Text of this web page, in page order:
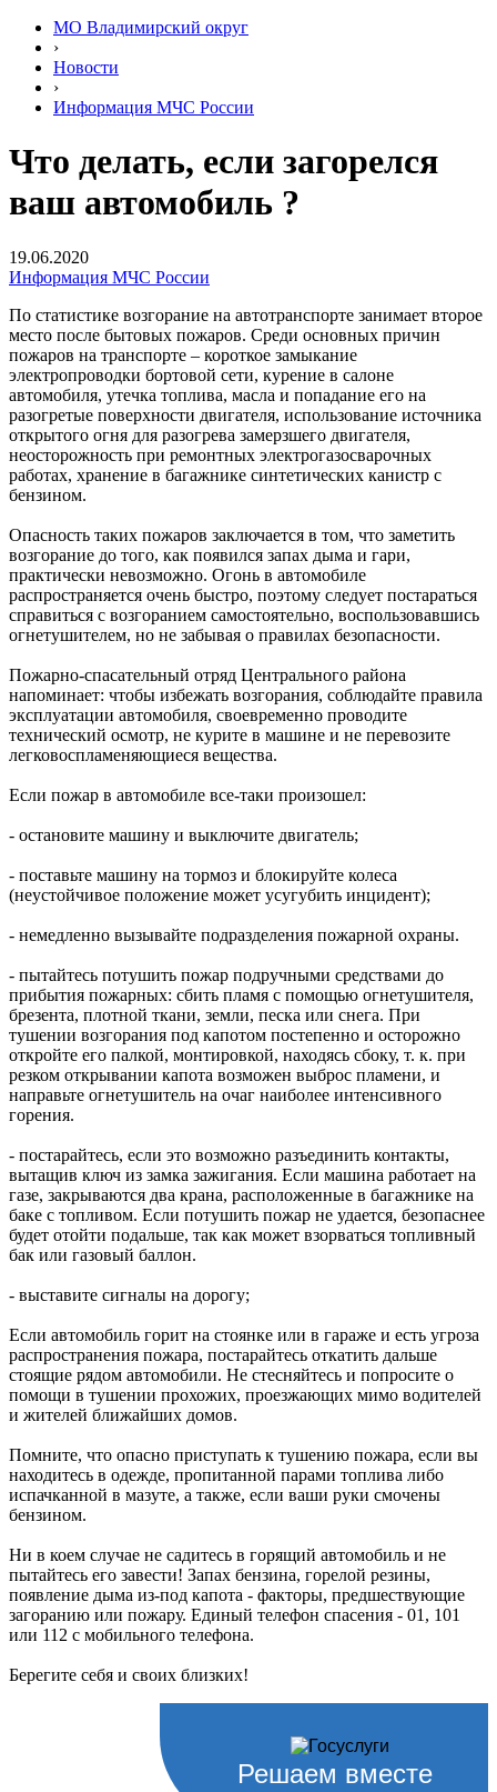
МО Владимирский округ
›
Новости
›
Информация МЧС России
Что делать, если загорелся
ваш автомобиль ?
19.06.2020
Информация МЧС России
По статистике возгорание на автотранспорте занимает второе
место после бытовых пожаров. Среди основных причин
пожаров на транспорте – короткое замыкание
электропроводки бортовой сети, курение в салоне
автомобиля, утечка топлива, масла и попадание его на
разогретые поверхности двигателя, использование источника
открытого огня для разогрева замерзшего двигателя,
неосторожность при ремонтных электрогазосварочных
работах, хранение в багажнике синтетических канистр с
бензином.
Опасность таких пожаров заключается в том, что заметить
возгорание до того, как появился запах дыма и гари,
практически невозможно. Огонь в автомобиле
распространяется очень быстро, поэтому следует постараться
справиться с возгоранием самостоятельно, воспользовавшись
огнетушителем, но не забывая о правилах безопасности.
Пожарно-спасательный отряд Центрального района
напоминает: чтобы избежать возгорания, соблюдайте правила
эксплуатации автомобиля, своевременно проводите
технический осмотр, не курите в машине и не перевозите
легковоспламеняющиеся вещества.
Если пожар в автомобиле все-таки произошел:
- остановите машину и выключите двигатель;
- поставьте машину на тормоз и блокируйте колеса
(неустойчивое положение может усугубить инцидент);
- немедленно вызывайте подразделения пожарной охраны.
- пытайтесь потушить пожар подручными средствами до
прибытия пожарных: сбить пламя с помощью огнетушителя,
брезента, плотной ткани, земли, песка или снега. При
тушении возгорания под капотом постепенно и осторожно
откройте его палкой, монтировкой, находясь сбоку, т. к. при
резком открывании капота возможен выброс пламени, и
направьте огнетушитель на очаг наиболее интенсивного
горения.
- постарайтесь, если это возможно разъединить контакты,
вытащив ключ из замка зажигания. Если машина работает на
газе, закрываются два крана, расположенные в багажнике на
баке с топливом. Если потушить пожар не удается, безопаснее
будет отойти подальше, так как может взорваться топливный
бак или газовый баллон.
- выставите сигналы на дорогу;
Если автомобиль горит на стоянке или в гараже и есть угроза
распространения пожара, постарайтесь откатить дальше
стоящие рядом автомобили. Не стесняйтесь и попросите о
помощи в тушении прохожих, проезжающих мимо водителей
и жителей ближайших домов.
Помните, что опасно приступать к тушению пожара, если вы
находитесь в одежде, пропитанной парами топлива либо
испачканной в мазуте, а также, если ваши руки смочены
бензином.
Ни в коем случае не садитесь в горящий автомобиль и не
пытайтесь его завести! Запах бензина, горелой резины,
появление дыма из-под капота - факторы, предшествующие
загоранию или пожару. Единый телефон спасения - 01, 101
или 112 с мобильного телефона.
Берегите себя и своих близких!
Решаем вместе